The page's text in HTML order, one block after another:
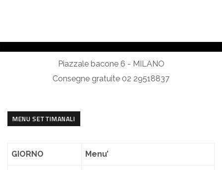
Piazzale bacone 6 - MILANO
Consegne gratuite 02 29518837
MENU SETTIMANALI
GIORNO Menu’